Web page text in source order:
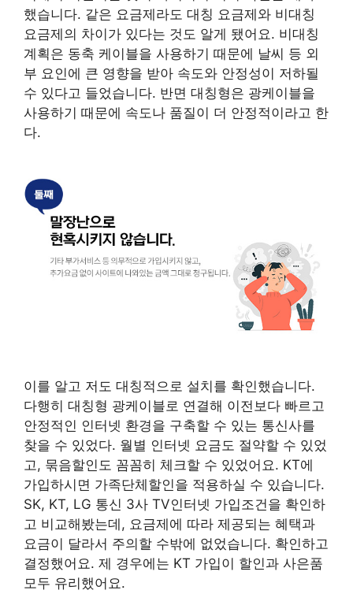
했습니다. 같은 요금제라도 대칭 요금제와 비대칭
요금제의 차이가 있다는 것도 알게 됐어요. 비대칭
계획은 동축 케이블을 사용하기 때문에 날씨 등 외
부 요인에 큰 영향을 받아 속도와 안정성이 저하될
수 있다고 들었습니다. 반면 대칭형은 광케이블을
사용하기 때문에 속도나 품질이 더 안정적이라고 한
다.
이를 알고 저도 대칭적으로 설치를 확인했습니다.
다행히 대칭형 광케이블로 연결해 이전보다 빠르고
안정적인 인터넷 환경을 구축할 수 있는 통신사를
찾을 수 있었다. 월별 인터넷 요금도 절약할 수 있었
고, 묶음할인도 꼼꼼히 체크할 수 있었어요. KT에
가입하시면 가족단체할인을 적용하실 수 있습니다.
SK, KT, LG 통신 3사 TV인터넷 가입조건을 확인하
고 비교해봤는데, 요금제에 따라 제공되는 혜택과
요금이 달라서 주의할 수밖에 없었습니다. 확인하고
결정했어요. 제 경우에는 KT 가입이 할인과 사은품
모두 유리했어요.